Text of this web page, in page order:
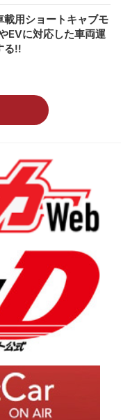
用ショートキャブモ
EVに対応した車両運
る!!